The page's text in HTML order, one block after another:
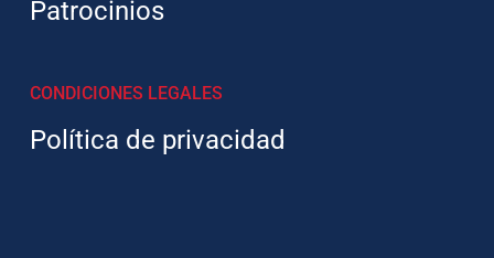
Patrocinios
CONDICIONES LEGALES
Política de privacidad